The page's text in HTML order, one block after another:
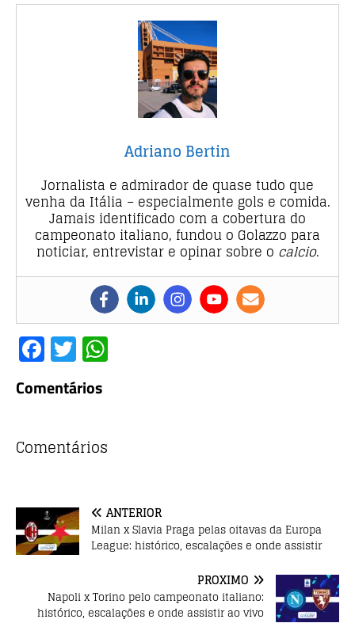
Adriano Bertin
Jornalista e admirador de quase tudo que
venha da Itália – especialmente gols e comida.
Jamais identificado com a cobertura do
campeonato italiano, fundou o Golazzo para
noticiar, entrevistar e opinar sobre o calcio.
F
a
c
b
o
k
T
w
it
r
p
Comentários
Comentários
ANTERIOR
Milan x Slavia Praga pelas oitavas da Europa
League: histórico, escalações e onde assistir
PRÓXIMO
Napoli x Torino pelo campeonato italiano:
histórico, escalações e onde assistir ao vivo